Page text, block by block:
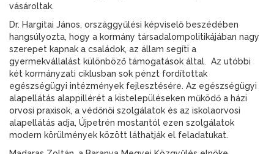
vásároltak.
Dr. Hargitai János, országgyűlési képviselő beszédében
hangsúlyozta, hogy a kormány társadalompolitikájában nagy
szerepet kapnak a családok, az állam segíti a
gyermekvállalást különböző támogatások által. Az utóbbi
két kormányzati ciklusban sok pénzt fordítottak
egészségügyi intézmények fejlesztésére. Az egészségügyi
alapellátás alappillérét a kistelepüléseken működő a házi
orvosi praxisok, a védőnői szolgálatok és az iskolaorvosi
alapellátás adja, Újpetrén mostantól ezen szolgálatok
modern körülmények között láthatják el feladatukat.